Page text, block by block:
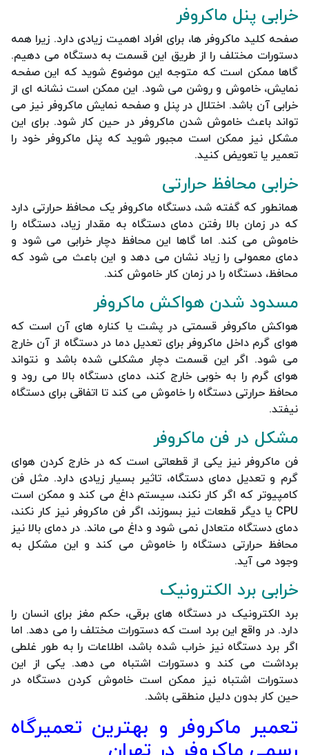
خرابی پنل ماکروفر
صفحه کلید ماکروفر ها، برای افراد اهمیت زیادی دارد. زیرا همه
دستورات مختلف را از طریق این قسمت به دستگاه می دهیم.
گاها ممکن است که متوجه این موضوع شوید که این صفحه
نمایش، خاموش و روشن می شود. این ممکن است نشانه ای از
خرابی آن باشد. اختلال در پنل و صفحه نمایش ماکروفر نیز می
تواند باعث خاموش شدن ماکروفر در حین کار شود. برای این
مشکل نیز ممکن است مجبور شوید که پنل ماکروفر خود را
تعمیر یا تعویض کنید.
خرابی محافظ حرارتی
همانطور که گفته شد، دستگاه ماکروفر یک محافظ حرارتی دارد
که در زمان بالا رفتن دمای دستگاه به مقدار زیاد، دستگاه را
خاموش می کند. اما گاها این محافظ دچار خرابی می شود و
دمای معمولی را زیاد نشان می دهد و این باعث می شود که
محافظ، دستگاه را در زمان کار خاموش کند.
مسدود شدن هواکش ماکروفر
هواکش ماکروفر قسمتی در پشت یا کناره های آن است که
هوای گرم داخل ماکروفر برای تعدیل دما در دستگاه از آن خارج
می شود. اگر این قسمت دچار مشکلی شده باشد و نتواند
هوای گرم را به خوبی خارج کند، دمای دستگاه بالا می رود و
محافظ حرارتی دستگاه را خاموش می کند تا اتفاقی برای دستگاه
نیفتد.
مشکل در فن ماکروفر
فن ماکروفر نیز یکی از قطعاتی است که در خارج کردن هوای
گرم و تعدیل دمای دستگاه، تاثیر بسیار زیادی دارد. مثل فن
کامپیوتر که اگر کار نکند، سیستم داغ می کند و ممکن است
CPU یا دیگر قطعات نیز بسوزند، اگر فن ماکروفر نیز کار نکند،
دمای دستگاه متعادل نمی شود و داغ می ماند. در دمای بالا نیز
محافظ حرارتی دستگاه را خاموش می کند و این مشکل به
وجود می آید.
خرابی برد الکترونیک
برد الکترونیک در دستگاه های برقی، حکم مغز برای انسان را
دارد. در واقع این برد است که دستورات مختلف را می دهد. اما
اگر برد دستگاه نیز خراب شده باشد، اطلاعات را به طور غلطی
برداشت می کند و دستورات اشتباه می دهد. یکی از این
دستورات اشتباه نیز ممکن است خاموش کردن دستگاه در
حین کار بدون دلیل منطقی باشد.
تعمیر ماکروفر و بهترین تعمیرگاه